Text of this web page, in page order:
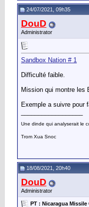
24/07/2021, 09h35
DouD
Administrator
Sandbox Nation # 1
Difficulté faible.
Mission qui montre les
Exemple a suivre pour
Une dinde qui analyserait le
Trom Xua Snoc
18/08/2021, 20h40
DouD
Administrator
PT : Nicaragua Missile